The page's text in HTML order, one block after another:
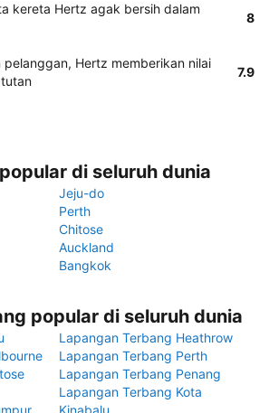
kereta Hertz agak bersih dalam
8
pelanggan, Hertz memberikan nilai
7.9
di seluruh dunia
Jeju-do
Perth
Chitose
Auckland
Bangkok
popular di seluruh dunia
Lapangan Terbang Heathrow
Lapangan Terbang Perth
Lapangan Terbang Penang
Lapangan Terbang Kota
Kinabalu